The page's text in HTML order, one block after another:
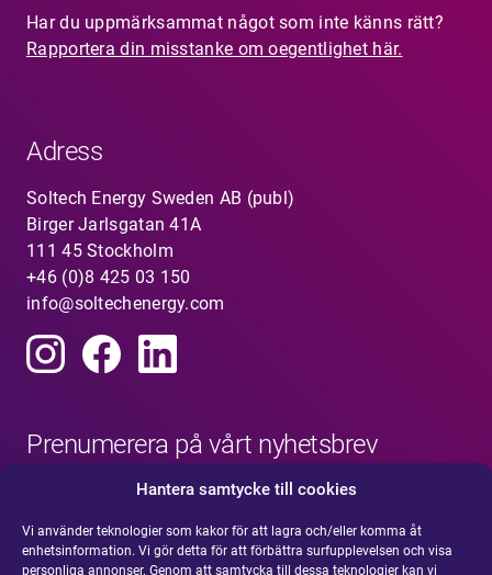
Hantera samtycke till cookies
Vi använder teknologier som kakor för att lagra och/eller komma åt
enhetsinformation. Vi gör detta för att förbättra surfupplevelsen och visa
personliga annonser. Genom att samtycka till dessa teknologier kan vi
Har du uppmärksammat något som inte känns rätt?
Rapportera din misstanke om oegentlighet här.
Adress
Soltech Energy Sweden AB (publ)
Birger Jarlsgatan 41A
111 45 Stockholm
+46 (0)8 425 03 150
info@soltechenergy.com
Prenumerera på vårt nyhetsbrev